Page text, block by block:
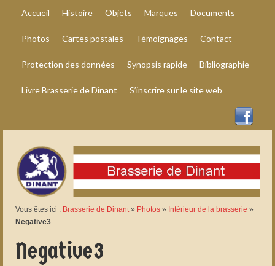
Accueil Histoire Objets Marques Documents
Photos Cartes postales Témoignages Contact
Protection des données Synopsis rapide Bibliographie
Livre Brasserie de Dinant S’inscrire sur le site web
Vous êtes ici : Brasserie de Dinant» Photos » Intérieur de la brasserie »
Negative3
Negative3